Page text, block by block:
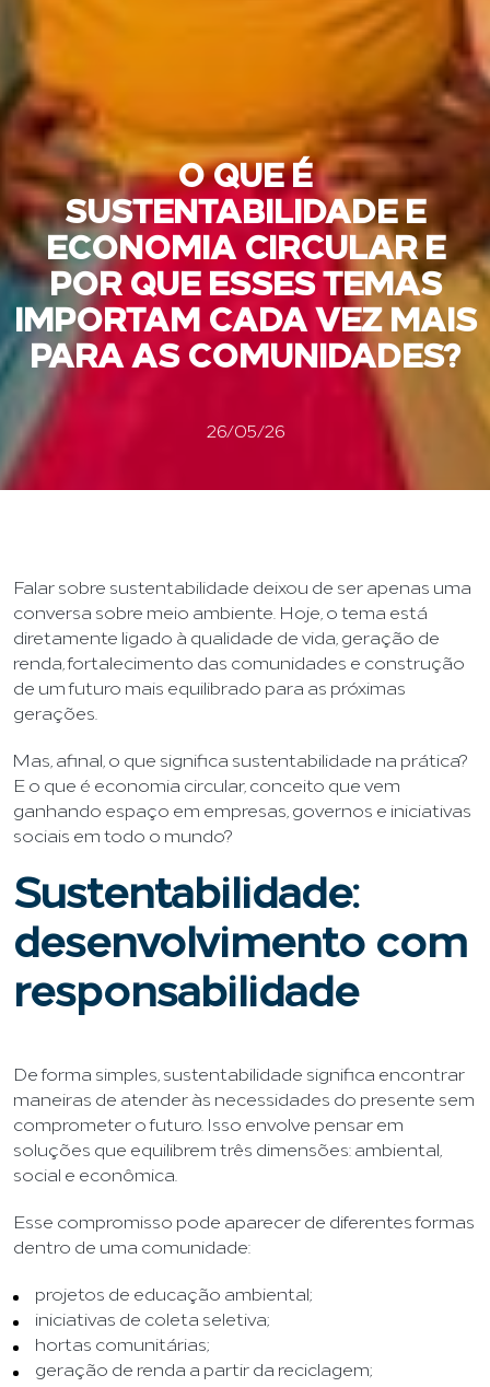
O QUE É
SUSTENTABILIDADE E
ECONOMIA CIRCULAR E
POR QUE ESSES TEMAS
IMPORTAM CADA VEZ MAIS
PARA AS COMUNIDADES?
26/05/26
Falar sobre sustentabilidade deixou de ser apenas uma
conversa sobre meio ambiente. Hoje, o tema está
diretamente ligado à qualidade de vida, geração de
renda, fortalecimento das comunidades e construção
de um futuro mais equilibrado para as próximas
gerações.
Mas, afinal, o que significa sustentabilidade na prática?
E o que é economia circular, conceito que vem
ganhando espaço em empresas, governos e iniciativas
sociais em todo o mundo?
Sustentabilidade:
desenvolvimento com
responsabilidade
De forma simples, sustentabilidade significa encontrar
maneiras de atender às necessidades do presente sem
comprometer o futuro. Isso envolve pensar em
soluções que equilibrem três dimensões: ambiental,
social e econômica.
Esse compromisso pode aparecer de diferentes formas
dentro de uma comunidade:
projetos de educação ambiental;
iniciativas de coleta seletiva;
hortas comunitárias;
geração de renda a partir da reciclagem;